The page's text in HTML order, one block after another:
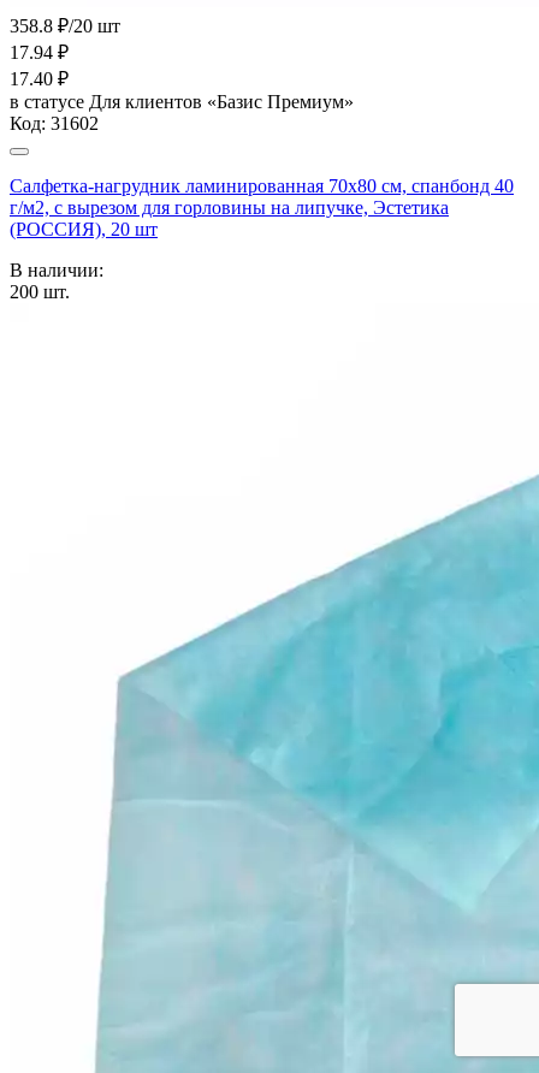
358.8 ₽/20 шт
17.94 ₽
17.40 ₽
в статусе Для клиентов «Базис Премиум»
Код: 31602
Салфетка-нагрудник ламинированная 70х80 см, спанбонд 40
г/м2, с вырезом для горловины на липучке, Эстетика
(РОССИЯ), 20 шт
В наличии:
200 шт.